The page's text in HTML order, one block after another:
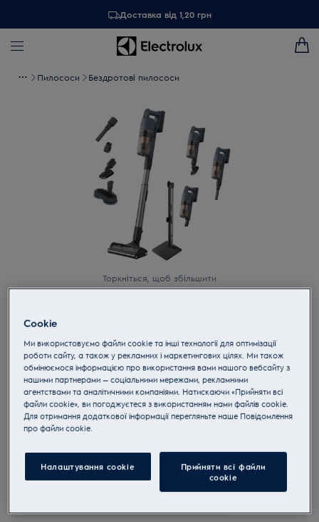
Доставка від 1,20 грн
Пилососи Бездротові пилососи
Торкніться, щоб збільшити
Electrolux EP91B21WET
Бездротовий пилосос серії 900
5 (2)
Переваги
Поєднує найтриваліший час роботи у класі та до 100% збору
пилу*.
збору пилу до 100%.
Безщітковий інверторний двигун із гарантією 10 років**.
Cookie
Ми використовуємо файли cookie та інші технології для оптимізації
роботи сайту, а також у рекламних і маркетингових цілях. Ми також
обмінюємося інформацією про використання вами нашого вебсайту з
нашими партнерами — соціальними мережами, рекламними
агентствами та аналітичними компаніями. Натискаючи «Прийняти всі
файли cookie», ви погоджуєтеся з використанням нами файлів cookie.
Для отримання додаткової інформації перегляньте наше Пoвідомлення
прo файли cookie.
Налаштування cookie
Прийняти всі файли
сookie